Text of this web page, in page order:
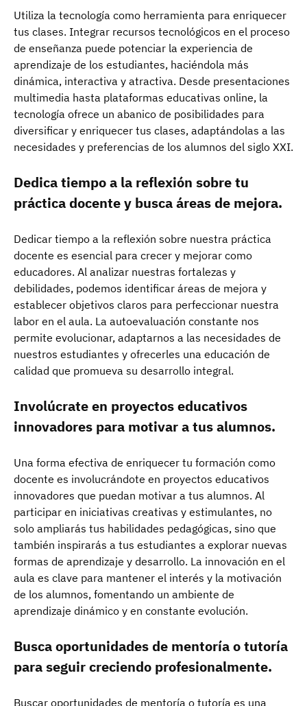
Utiliza la tecnología como herramienta para enriquecer
tus clases. Integrar recursos tecnológicos en el proceso
de enseñanza puede potenciar la experiencia de
aprendizaje de los estudiantes, haciéndola más
dinámica, interactiva y atractiva. Desde presentaciones
multimedia hasta plataformas educativas online, la
tecnología ofrece un abanico de posibilidades para
diversificar y enriquecer tus clases, adaptándolas a las
necesidades y preferencias de los alumnos del siglo XXI.
Dedica tiempo a la reflexión sobre tu
práctica docente y busca áreas de mejora.
Dedicar tiempo a la reflexión sobre nuestra práctica
docente es esencial para crecer y mejorar como
educadores. Al analizar nuestras fortalezas y
debilidades, podemos identificar áreas de mejora y
establecer objetivos claros para perfeccionar nuestra
labor en el aula. La autoevaluación constante nos
permite evolucionar, adaptarnos a las necesidades de
nuestros estudiantes y ofrecerles una educación de
calidad que promueva su desarrollo integral.
Involúcrate en proyectos educativos
innovadores para motivar a tus alumnos.
Una forma efectiva de enriquecer tu formación como
docente es involucrándote en proyectos educativos
innovadores que puedan motivar a tus alumnos. Al
participar en iniciativas creativas y estimulantes, no
solo ampliarás tus habilidades pedagógicas, sino que
también inspirarás a tus estudiantes a explorar nuevas
formas de aprendizaje y desarrollo. La innovación en el
aula es clave para mantener el interés y la motivación
de los alumnos, fomentando un ambiente de
aprendizaje dinámico y en constante evolución.
Busca oportunidades de mentoría o tutoría
para seguir creciendo profesionalmente.
Buscar oportunidades de mentoría o tutoría es una